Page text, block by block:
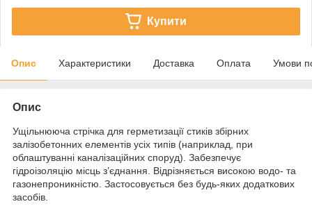
Купити
Опис Характеристики Доставка Оплата Умови
Опис
Ущільнююча стрічка для герметизації стиків збірних
залізобетонних елементів усіх типів (наприклад, при
облаштуванні каналізаційних споруд). Забезпечує
гідроізоляцію місць з’єднання. Відрізняється високою водо- та
газонепроникністю. Застосовується без будь-яких додаткових
засобів.